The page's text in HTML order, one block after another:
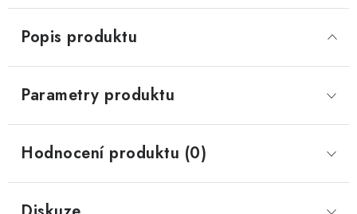
Popis produktu
Parametry produktu
Hodnocení produktu (0)